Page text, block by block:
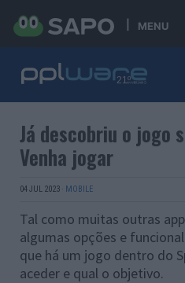
MENU
Já descobriu o jogo
Venha jogar
04 JUL 2023 · MOBILE
Tal como muitas outras
algumas opções e
que há um jogo dentro do
aceder e qual o objetivo.